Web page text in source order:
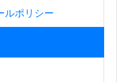
ルポリシー